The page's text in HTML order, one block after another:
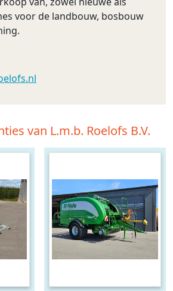
voor de landbouw, bosbouw
van L.m.b. Roelofs B.V.